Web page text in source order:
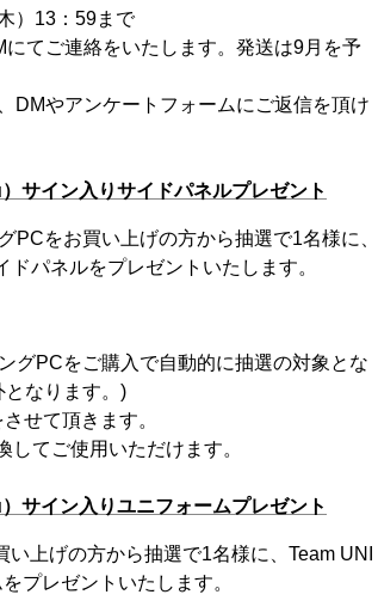
）13：59まで
てご連絡をいたします。発送は9月を予
DMやアンケートフォームにご返信を頂け
サイン入りサイドパネルプレゼント
をお買い上げの方から抽選で1名様に、
パネルをプレゼントいたします。
グPCをご購入で自動的に抽選の対象とな
となります。)
せて頂きます。
てご使用いただけます。
サイン入りユニフォームプレゼント
上げの方から抽選で1名様に、Team UNI
プレゼントいたします。